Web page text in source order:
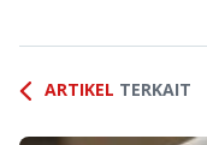
ARTIKEL TERKAIT